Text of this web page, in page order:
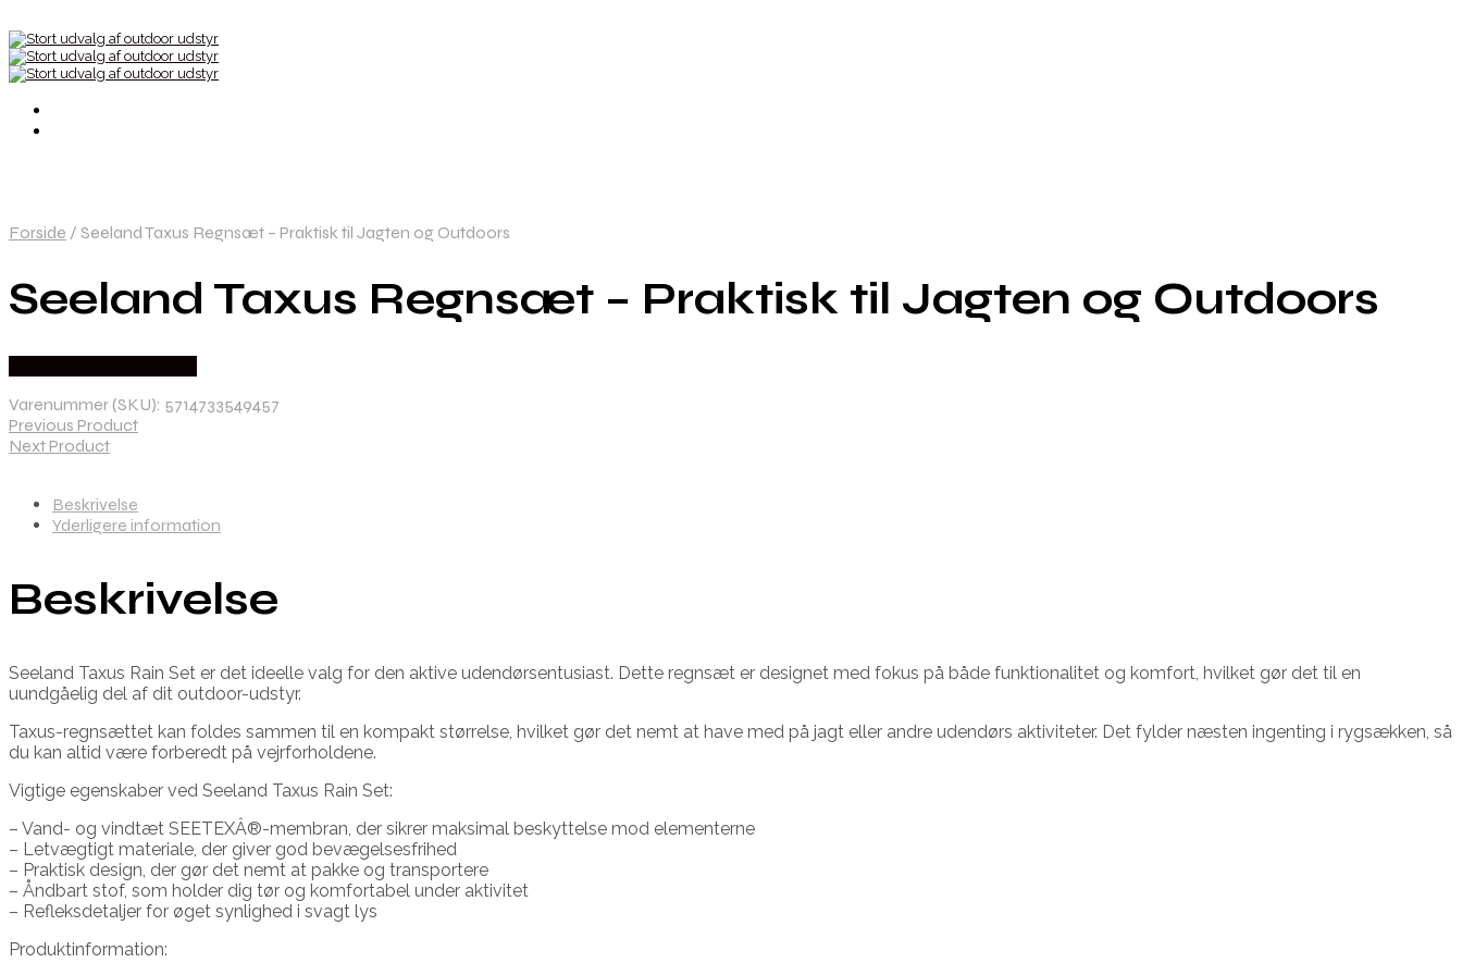
Forside / Seeland Taxus Regnsæt – Praktisk til Jagten og Outdoors
Seeland Taxus Regnsæt – Praktisk til Jagten og Outdoors
Varenummer (SKU): 5714733549457
Previous Product
Next Product
Beskrivelse
Yderligere information
Beskrivelse
Seeland Taxus Rain Set er det ideelle valg for den aktive udendørsentusiast. Dette regnsæt er designet med fokus på både funktionalitet og komfort, hvilket gør det til en
uundgåelig del af dit outdoor-udstyr.
Taxus-regnsættet kan foldes sammen til en kompakt størrelse, hvilket gør det nemt at have med på jagt eller andre udendørs aktiviteter. Det fylder næsten ingenting i rygsækken, så
du kan altid være forberedt på vejrforholdene.
Vigtige egenskaber ved Seeland Taxus Rain Set:
– Vand- og vindtæt SEETEXÂ®-membran, der sikrer maksimal beskyttelse mod elementerne
– Letvægtigt materiale, der giver god bevægelsesfrihed
– Praktisk design, der gør det nemt at pakke og transportere
– Åndbart stof, som holder dig tør og komfortabel under aktivitet
– Refleksdetaljer for øget synlighed i svagt lys
Produktinformation: